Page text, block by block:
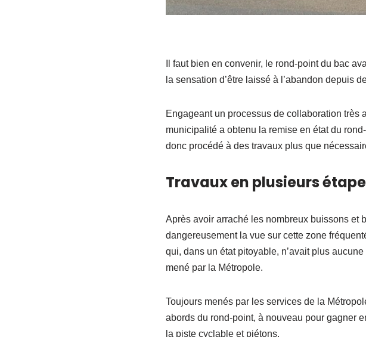
Il faut bien en convenir, le rond-point du bac
la sensation d’être laissé à l’abandon depuis
Engageant un processus de collaboration très
municipalité a obtenu la remise en état du
donc procédé à des travaux plus que
Travaux en plusieurs
Après avoir arraché les nombreux buissons et
dangereusement la vue sur cette zone
qui, dans un état pitoyable, n’avait plus
mené par la Métropole.
Toujours menés par les services de la
abords du rond-point, à nouveau pour gagner
la piste cyclable et piétons.